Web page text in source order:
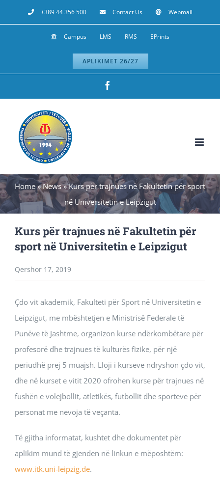
to
+389 44 356 500 Contact Us Webmail
Campus LMS RMS EPrints
APLIKIMET 26/27
Home»News»Kurs për trajnues në Fakultetin për sport
në Universitetin e Leipzigut
Kurs për trajnues në Fakultetin për
sport në Universitetin e Leipzigut
Qershor 17, 2019
Çdo vit akademik, Fakulteti për Sport në Universitetin e
Leipzigut, me mbështetjen e Ministrisë Federale të
Punëve të Jashtme, organizon kurse ndërkombëtare për
profesorë dhe trajnues të kulturës fizike, për një
periudhë prej 5 muajsh. Lloji i kurseve ndryshon çdo vit,
dhe në kurset e vitit 2020 ofrohen kurse për trajnues në
fushën e volejbollit, atletikës, futbollit dhe sporteve për
personat me nevoja të veçanta.
Të gjitha informatat, kushtet dhe dokumentet për
aplikim mund të gjenden në linkun e mëposhtëm:
www.itk.uni-leipzig.de.